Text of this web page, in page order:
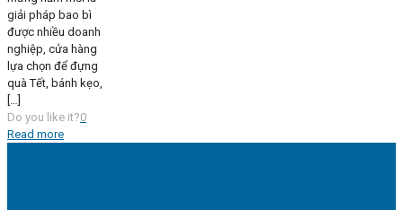
giải pháp bao bì
được nhiều doanh
nghiệp, cửa hàng
lựa chọn để đựng
quà Tết, bánh kẹo,
[…]
Do you like it?0
Read more